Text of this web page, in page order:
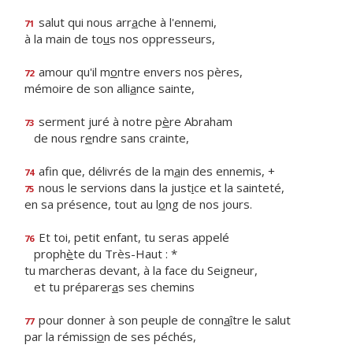
71 salut qui nous arrache à l'ennemi,
à la main de tous nos oppresseurs,
72 amour qu'il montre envers nos pères,
mémoire de son alliance sainte,
73 serment juré à notre père Abraham
de nous rendre sans crainte,
74 afin que, délivrés de la main des ennemis, +
75 nous le servions dans la justice et la sainteté,
en sa présence, tout au long de nos jours.
76 Et toi, petit enfant, tu seras appelé
prophète du Très-Haut : *
tu marcheras devant, à la face du Seigneur,
et tu prépareras ses chemins
77 pour donner à son peuple de connaître le salut
par la rémission de ses péchés,